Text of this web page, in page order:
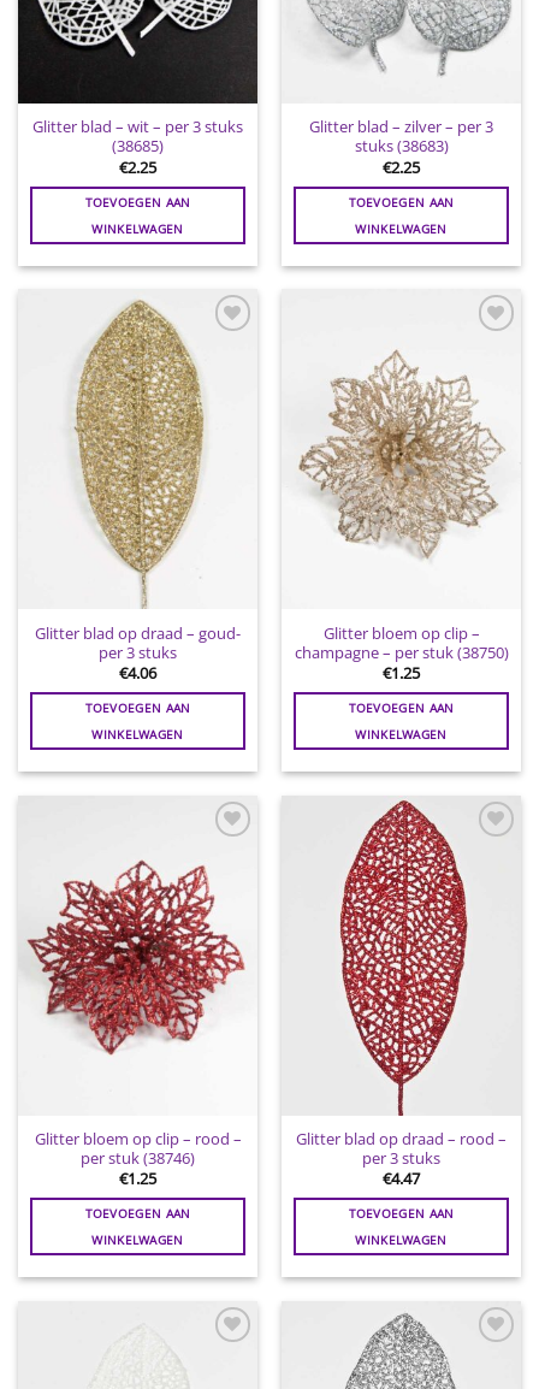
Glitter blad – wit – per 3 stuks
(38685)
€2.25
TOEVOEGEN AAN
WINKELWAGEN
Glitter blad – zilver – per 3
stuks (38683)
€2.25
TOEVOEGEN AAN
WINKELWAGEN
Toevoegen
wenslijst
Glitter blad op draad – goud-
per 3 stuks
€4.06
TOEVOEGEN AAN
WINKELWAGEN
wenslijst
Glitter bloem op clip –
champagne – per stuk (38750)
€1.25
TOEVOEGEN AAN
WINKELWAGEN
aan
wenslijst
Glitter bloem op clip – rood –
per stuk (38746)
€1.25
TOEVOEGEN AAN
WINKELWAGEN
Toevoegen
wenslijst
Glitter blad op draad – rood –
per 3 stuks
€4.47
TOEVOEGEN AAN
WINKELWAGEN
Toevoegen
Toevoegen